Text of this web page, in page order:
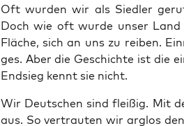
Oft wur­den wir als Sied­ler
Doch wie oft wur­de unser
Flä­che, sich an uns zu rei­ben.
ges. Aber die Geschich­te ist die
End­sieg kennt sie nicht.
Wir Deut­schen sind flei­ßig. Mit
aus. So ver­trau­ten wir arg­los